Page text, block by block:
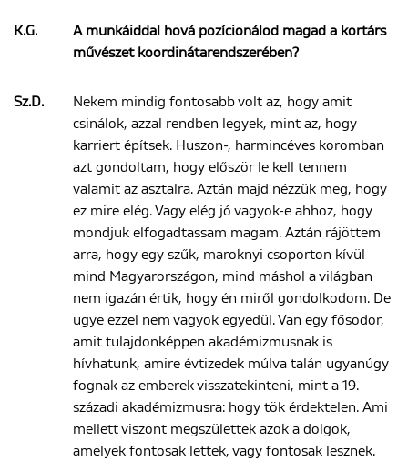
K.G.
A munkáiddal hová pozícionálod magad a kortárs
művészet koordinátarendszerében?
Sz.D.
Nekem mindig fontosabb volt az, hogy amit
csinálok, azzal rendben legyek, mint az, hogy
karriert építsek. Huszon-, harmincéves koromban
azt gondoltam, hogy először le kell tennem
valamit az asztalra. Aztán majd nézzük meg, hogy
ez mire elég. Vagy elég jó vagyok-e ahhoz, hogy
mondjuk elfogadtassam magam. Aztán rájöttem
arra, hogy egy szűk, maroknyi csoporton kívül
mind Magyarországon, mind máshol a világban
nem igazán értik, hogy én miről gondolkodom. De
ugye ezzel nem vagyok egyedül. Van egy fősodor,
amit tulajdonképpen akadémizmusnak is
hívhatunk, amire évtizedek múlva talán ugyanúgy
fognak az emberek visszatekinteni, mint a 19.
századi akadémizmusra: hogy tök érdektelen. Ami
mellett viszont megszülettek azok a dolgok,
amelyek fontosak lettek, vagy fontosak lesznek.